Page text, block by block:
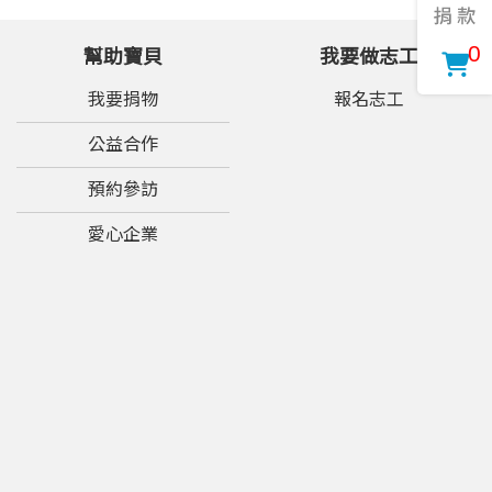
幫助寶貝
我要捐物
公益合作
預約參訪
愛心企業
我要做志工
報名志工
0